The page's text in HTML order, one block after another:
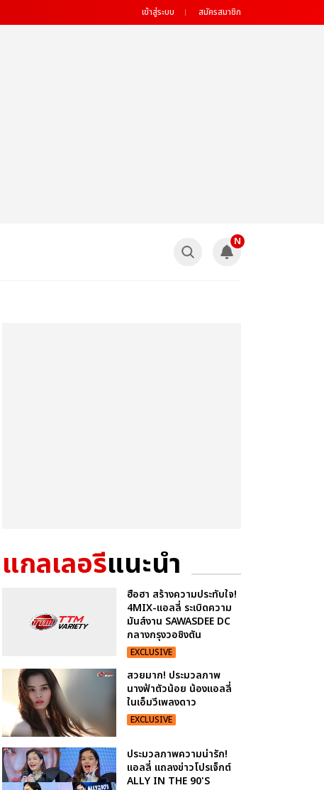
เข้าสู่ระบบ สมัครสมาชิก
N
แกลเลอรีแนะนำ
ฮือฮา สร้างความประทับใจ!
4MIX-แอลลี่ ระเบิดความ
มันส์งาน SAWASDEE DC
กลางกรุงวอชิงตัน
EXCLUSIVE
สวยมาก! ประมวลภาพ
นางฟ้าตัวน้อย น้องแอลลี่
ในเอ็มวีเพลงดาว
EXCLUSIVE
ประมวลภาพความน่ารัก!
แอลลี่ แถลงข่าวโปรเจ็กต์
ALLY IN THE 90'S